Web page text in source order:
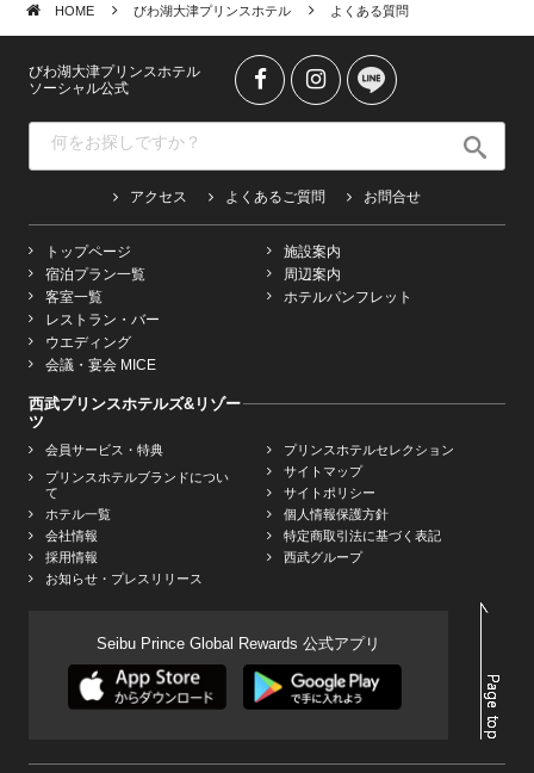
HOME びわ湖大津プリンスホテル よくある質問
びわ湖大津プリンスホテル
ソーシャル公式
アクセス よくあるご質問 お問合せ
トップページ
宿泊プラン一覧
客室一覧
レストラン・バー
ウエディング
会議・宴会 MICE
施設案内
周辺案内
ホテルパンフレット
西武プリンスホテルズ&リゾー
ツ
会員サービス・特典
プリンスホテルブランドについ
て
ホテル一覧
会社情報
採用情報
お知らせ・プレスリリース
プリンスホテルセレクション
サイトマップ
サイトポリシー
個人情報保護方針
特定商取引法に基づく表記
西武グループ
Seibu Prince Global Rewards 公式アプリ